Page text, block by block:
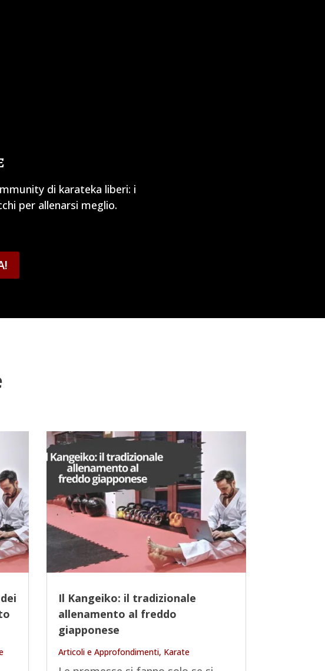
di karateka liberi: i
per allenarsi meglio.
Il Kangeiko: il tradizionale
allenamento al freddo
giapponese
Articoli e Approfondimenti, Karate